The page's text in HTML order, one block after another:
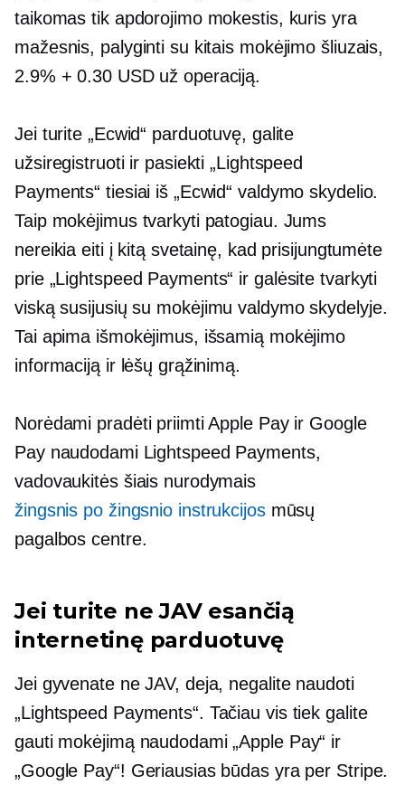
taikomas tik apdorojimo mokestis, kuris yra
mažesnis, palyginti su kitais mokėjimo šliuzais,
2.9% + 0.30 USD už operaciją.
Jei turite „Ecwid“ parduotuvę, galite
užsiregistruoti ir pasiekti „Lightspeed
Payments“ tiesiai iš „Ecwid“ valdymo skydelio.
Taip mokėjimus tvarkyti patogiau. Jums
nereikia eiti į kitą svetainę, kad prisijungtumėte
prie „Lightspeed Payments“ ir galėsite tvarkyti
viskąsusijusių su mokėjimu valdymo skydelyje.
Tai apima išmokėjimus, išsamią mokėjimo
informaciją ir lėšų grąžinimą.
Norėdami pradėti priimti Apple Pay ir Google
Pay naudodami Lightspeed Payments,
vadovaukitės šiais nurodymais
žingsnis po žingsnio instrukcijosmūsų
pagalbos centre.
Jei turite ne JAV esančią
internetinę parduotuvę
Jei gyvenate ne JAV, deja, negalite naudoti
„Lightspeed Payments“. Tačiau vis tiek galite
gauti mokėjimą naudodami „Apple Pay“ ir
„Google Pay“! Geriausias būdas yra per Stripe.